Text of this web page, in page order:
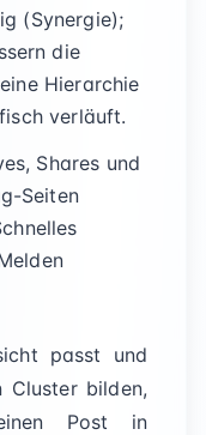
(Synergie);
die
Hierarchie
verläuft.
Shares und
Seiten
passt und
Cluster bilden,
Post in